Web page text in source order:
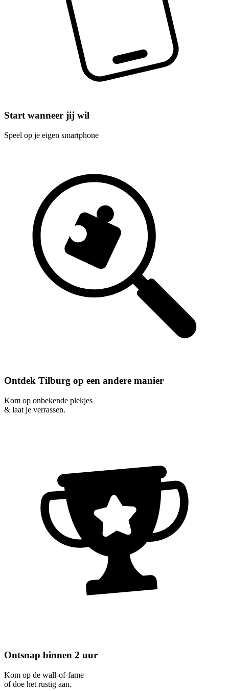
Start wanneer jij wil
Speel op je eigen smartphone
Ontdek Tilburg op een andere manier
Kom op onbekende plekjes
& laat je verrassen.
Ontsnap binnen 2 uur
Kom op de wall-of-fame
of doe het rustig aan.